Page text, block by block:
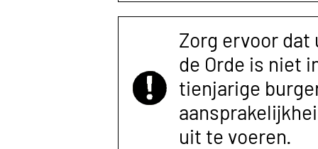
Zorg ervoor
de Orde is niet
tienjarige
uit te voeren.